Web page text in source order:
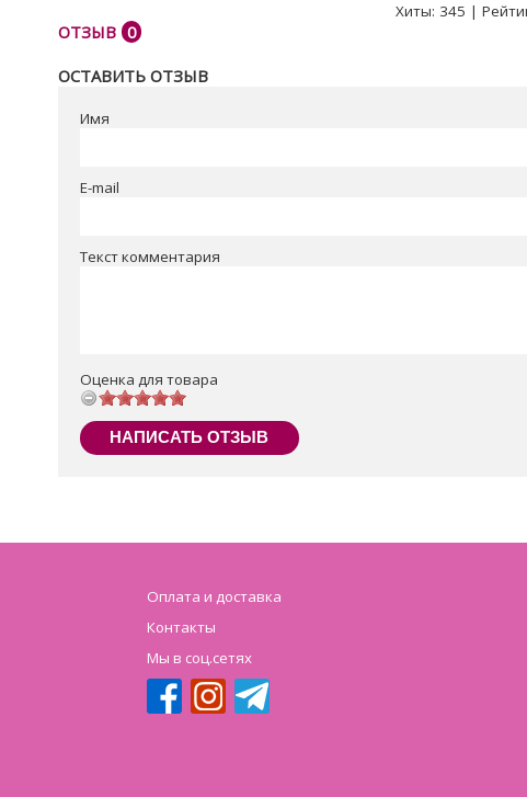
Хиты: 345 |
ОТЗЫВ 0
ОСТАВИТЬ ОТЗЫВ
Имя
E-mail
Текст комментария
Оценка для товара
НАПИСАТЬ ОТЗЫВ
Оплата и доставка
Контакты
Мы в соц.сетях